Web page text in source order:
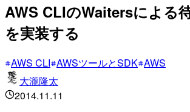
AWS CLIのWaitersによる
を実装する
AWS CLI AWSツールとSDK AWS
大瀧隆太
2014.11.11